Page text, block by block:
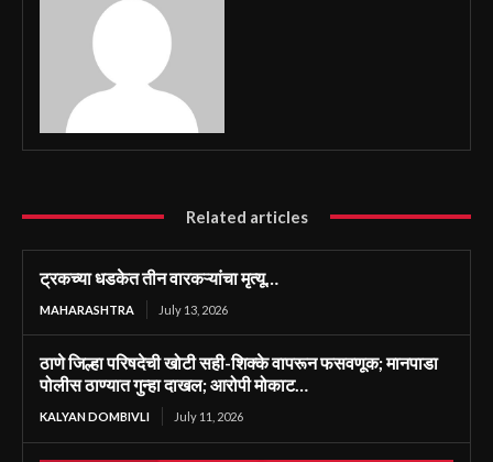
Related articles
ट्रकच्या धडकेत तीन वारकऱ्यांचा मृत्यू…
MAHARASHTRA July 13, 2026
ठाणे जिल्हा परिषदेची खोटी सही-शिक्के वापरून फसवणूक; मानपाडा
पोलीस ठाण्यात गुन्हा दाखल; आरोपी मोकाट…
KALYAN DOMBIVLI July 11, 2026